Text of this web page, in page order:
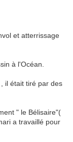
et atterrissage
à l'Océan.
il était tiré par des
" le Bélisaire"(
a travaillé pour